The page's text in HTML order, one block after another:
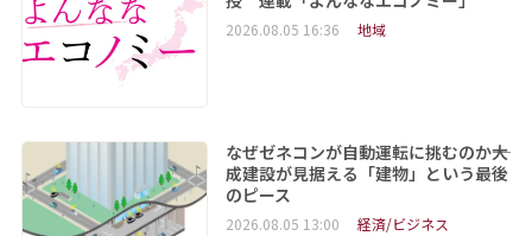
2026.08.05 16:36 地域
なぜゼネコンが自動運転に挑むのか――大
成建設が見据える「建物」という最後
のピース
2026.08.05 13:00 経済/ビジネス